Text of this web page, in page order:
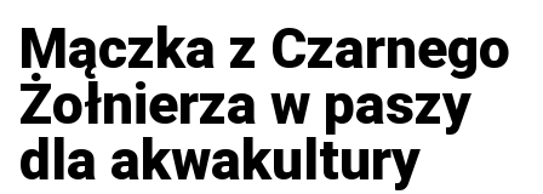
Mączka z Czarnego
Żołnierza w paszy
dla akwakultury